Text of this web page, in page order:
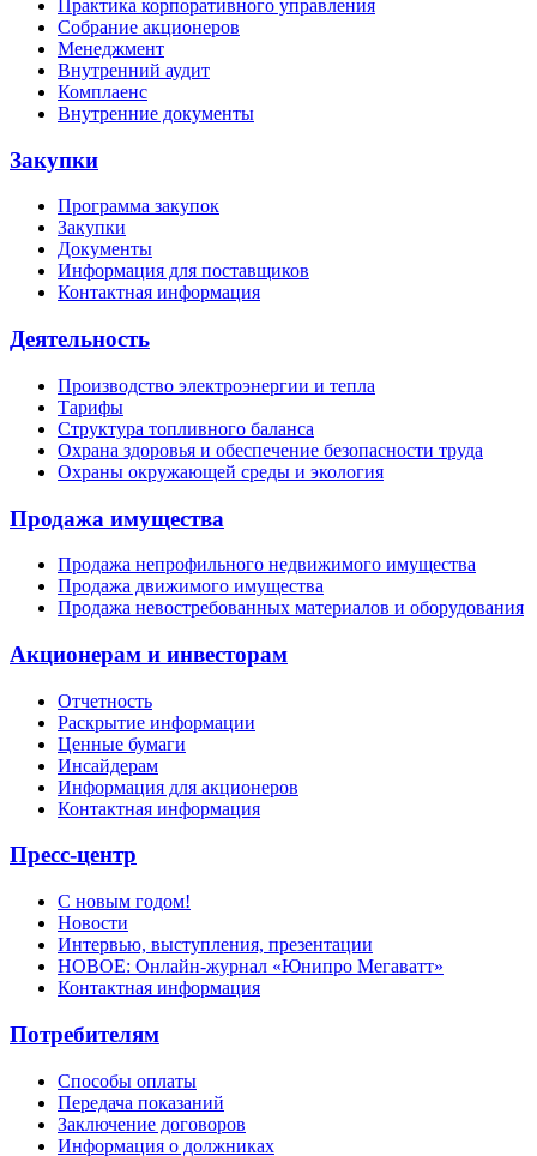
Практика корпоративного управления
Собрание акционеров
Менеджмент
Внутренний аудит
Комплаенс
Внутренние документы
Закупки
Программа закупок
Закупки
Документы
Информация для поставщиков
Контактная информация
Деятельность
Производство электроэнергии и тепла
Тарифы
Структура топливного баланса
Охрана здоровья и обеспечение безопасности труда
Охраны окружающей среды и экология
Продажа имущества
Продажа непрофильного недвижимого имущества
Продажа движимого имущества
Продажа невостребованных материалов и оборудования
Акционерам и инвесторам
Отчетность
Раскрытие информации
Ценные бумаги
Инсайдерам
Информация для акционеров
Контактная информация
Пресс-центр
С новым годом!
Новости
Интервью, выступления, презентации
НОВОЕ: Онлайн-журнал «Юнипро Мегаватт»
Контактная информация
Потребителям
Способы оплаты
Передача показаний
Заключение договоров
Информация о должниках